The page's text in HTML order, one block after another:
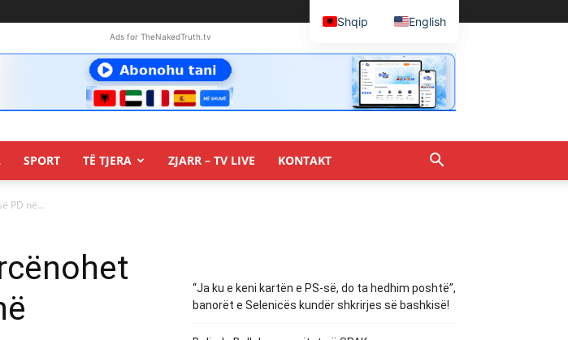
Ads for TheNakedTruth.tv
SPORT TË TJERA ZJARR – TV LIVE KONTAKT
PD në...
“Ja ku e keni kartën e PS-së, do ta hedhim poshtë”,
banorët e Selenicës kundër shkrirjes së bashkisë!
Shqip English